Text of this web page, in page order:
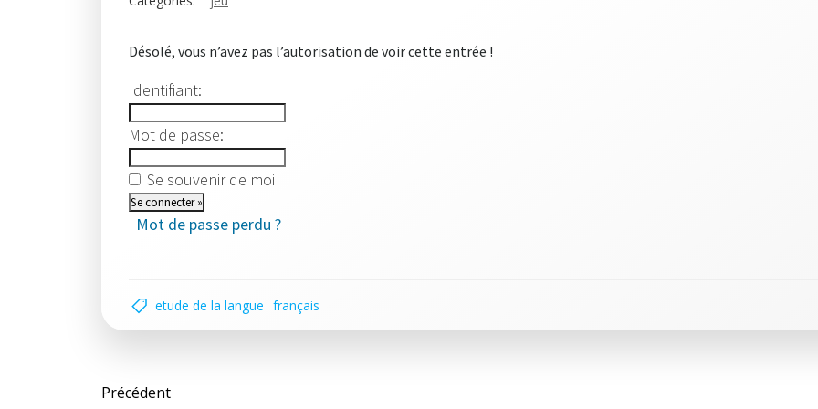
Désolé, vous n’avez pas l’autorisation de voir cette entrée !
Identifiant:
Mot de passe:
Se souvenir de moi
Mot de passe perdu ?
etude de la langue français
Post
Précédent